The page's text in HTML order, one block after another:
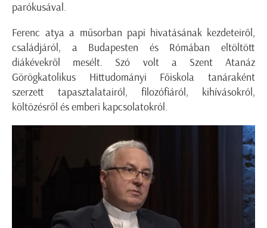
parókusával.
Ferenc atya a műsorban papi hivatásának kezdeteiről,
családjáról, a Budapesten és Rómában eltöltött
diákévekről mesélt. Szó volt a Szent Atanáz
Görögkatolikus Hittudományi Főiskola tanáraként
szerzett tapasztalatairól, filozófiáról, kihívásokról,
költözésről és emberi kapcsolatokról.